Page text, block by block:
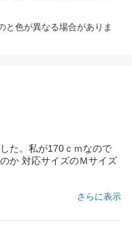
と色が異なる場合がありま
た。私が170ｃｍなので
か 対応サイズのＭサイズ
さらに表示